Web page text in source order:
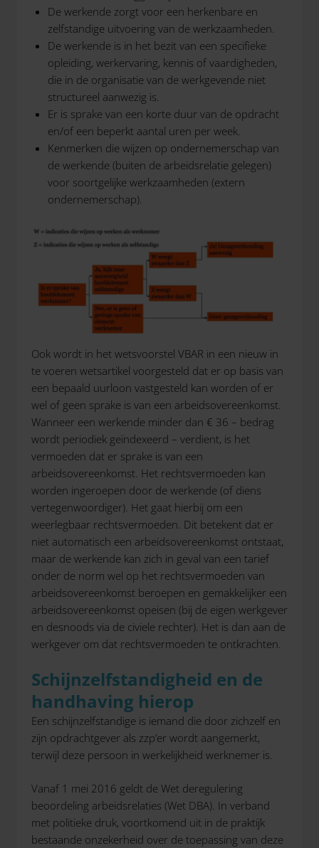
De werkende zorgt voor een herkenbare en
zelfstandige uitvoering van de werkzaamheden.
De werkende is in het bezit van een specifieke
opleiding, werkervaring, kennis of vaardigheden,
die in de organisatie van de werkgevende niet
structureel aanwezig is.
Er is sprake van een korte duur van de opdracht
en/of een beperkt aantal uren per week.
Kenmerken die wijzen op ondernemerschap van
de werkende (buiten de arbeidsrelatie gelegen)
voor soortgelijke werkzaamheden (extern
ondernemerschap).
Ook wordt in het wetsvoorstel VBAR in een nieuw in
te voeren wetsartikel voorgesteld dat er op basis van
een bepaald uurloon vastgesteld kan worden of er
wel of geen sprake is van een arbeidsovereenkomst.
Wanneer een werkende minder dan € 36 – bedrag
wordt periodiek geïndexeerd – verdient, is het
vermoeden dat er sprake is van een
arbeidsovereenkomst. Het rechtsvermoeden kan
worden ingeroepen door de werkende (of diens
vertegenwoordiger). Het gaat hierbij om een
weerlegbaar rechtsvermoeden. Dit betekent dat er
niet automatisch een arbeidsovereenkomst ontstaat,
maar de werkende kan zich in geval van een tarief
onder de norm wel op het rechtsvermoeden van
arbeidsovereenkomst beroepen en gemakkelijker een
arbeidsovereenkomst opeisen (bij de eigen werkgever
en desnoods via de civiele rechter). Het is dan aan de
werkgever om dat rechtsvermoeden te ontkrachten.
Schijnzelfstandigheid en de
handhaving hierop
Een schijnzelfstandige is iemand die door zichzelf en
zijn opdrachtgever als zzp’er wordt aangemerkt,
terwijl deze persoon in werkelijkheid werknemer is.
Vanaf 1 mei 2016 geldt de Wet deregulering
beoordeling arbeidsrelaties (Wet DBA). In verband
met politieke druk, voortkomend uit in de praktijk
bestaande onzekerheid over de toepassing van deze